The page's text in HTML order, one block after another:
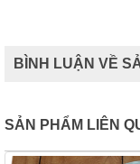
BÌNH LUẬN VỀ
SẢN PHẨM LIÊN